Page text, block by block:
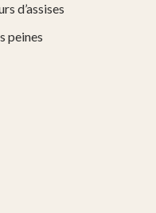
d’assises
peines